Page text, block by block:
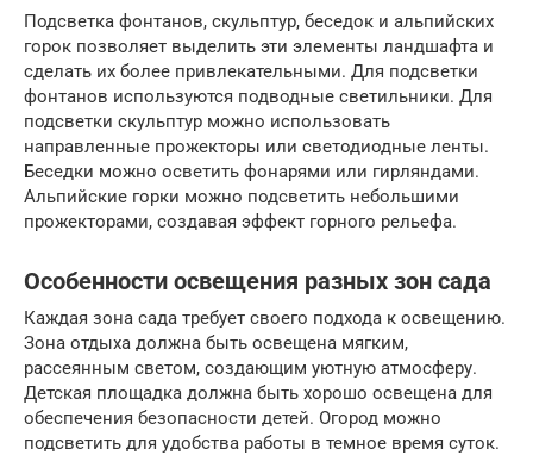
Подсветка фонтанов, скульптур, беседок и альпийских
горок позволяет выделить эти элементы ландшафта и
сделать их более привлекательными. Для подсветки
фонтанов используются подводные светильники. Для
подсветки скульптур можно использовать
направленные прожекторы или светодиодные ленты.
Беседки можно осветить фонарями или гирляндами.
Альпийские горки можно подсветить небольшими
прожекторами, создавая эффект горного рельефа.
Особенности освещения разных зон сада
Каждая зона сада требует своего подхода к освещению.
Зона отдыха должна быть освещена мягким,
рассеянным светом, создающим уютную атмосферу.
Детская площадка должна быть хорошо освещена для
обеспечения безопасности детей. Огород можно
подсветить для удобства работы в темное время суток.